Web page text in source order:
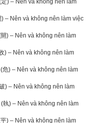
) – Nên và không nên làm
– Nên và không nên làm việc
) – Nên và không nên làm
) – Nên và không nên làm
) – Nên và không nên làm
) – Nên và không nên làm
執) – Nên và không nên làm
) – Nên và không nên làm